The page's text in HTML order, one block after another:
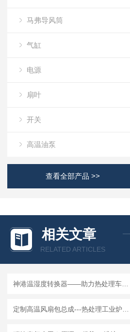
马弗导风筒
气缸
电源
扇叶
开关
高温油泵
查看全部产品 >>
相关文章
RELATED ARTICLES